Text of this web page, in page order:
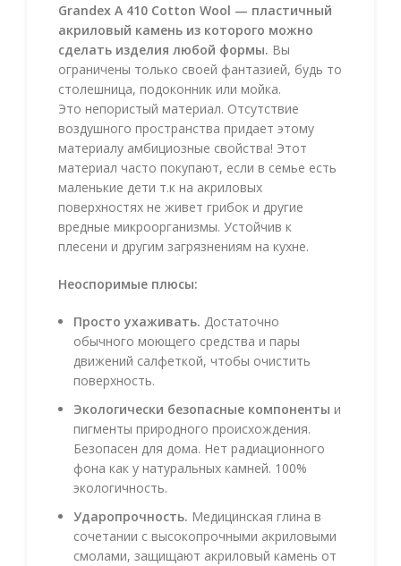
Grandex A 410 Cotton Wool — пластичный
акриловый камень из которого можно
сделать изделия любой формы. Вы
ограничены только своей фантазией, будь то
столешница, подоконник или мойка.
Это непористый материал. Отсутствие
воздушного пространства придает этому
материалу амбициозные свойства! Этот
материал часто покупают, если в семье есть
маленькие дети т.к на акриловых
поверхностях не живет грибок и другие
вредные микроорганизмы. Устойчив к
плесени и другим загрязнениям на кухне.
Неоспоримые плюсы:
Просто ухаживать. Достаточно
обычного моющего средства и пары
движений салфеткой, чтобы очистить
поверхность.
Экологически безопасные компоненты и
пигменты природного происхождения.
Безопасен для дома. Нет радиационного
фона как у натуральных камней. 100%
экологичность.
Ударопрочность. Медицинская глина в
сочетании с высокопрочными акриловыми
смолами, защищают акриловый камень от